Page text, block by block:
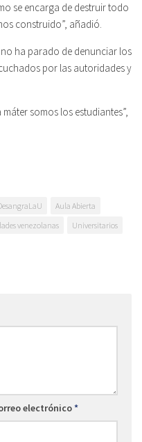
se encarga de destruir todo
construido”, añadió.
ha parado de denunciar los
por las autoridades y
somos los estudiantes”,
Aula Abierta
venezolanas Universitarios
electrónico*